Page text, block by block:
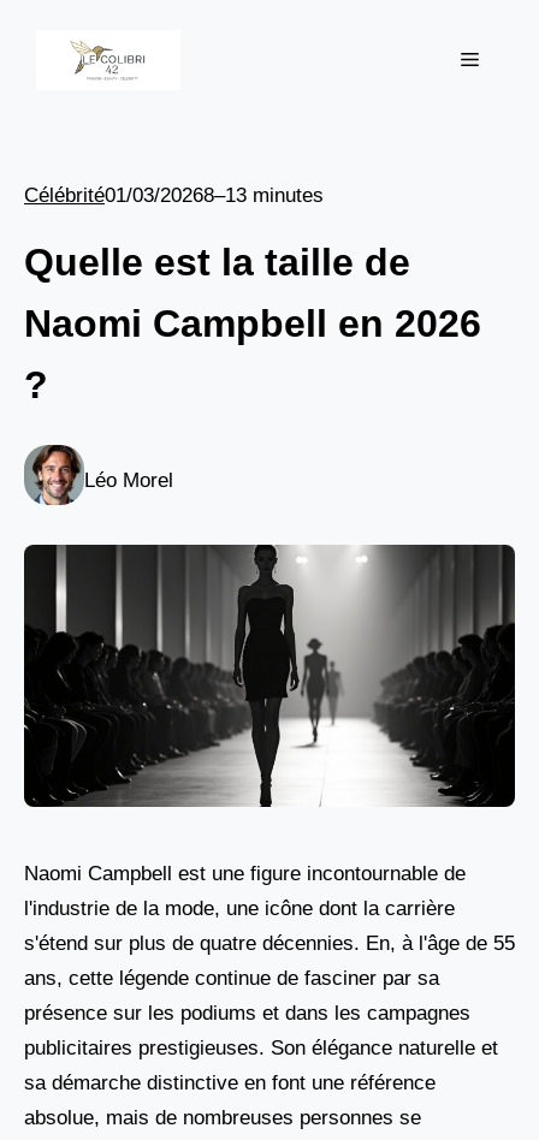
Menu
Célébrité01/03/20268–13 minutes
Quelle est la taille de
Naomi Campbell en 2026
?
Léo Morel
Naomi Campbell est une figure incontournable de
l'industrie de la mode, une icône dont la carrière
s'étend sur plus de quatre décennies. En, à l'âge de 55
ans, cette légende continue de fasciner par sa
présence sur les podiums et dans les campagnes
publicitaires prestigieuses. Son élégance naturelle et
sa démarche distinctive en font une référence
absolue, mais de nombreuses personnes se